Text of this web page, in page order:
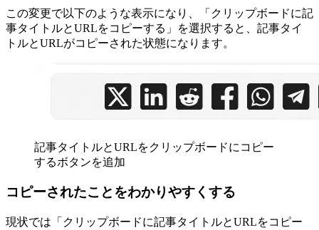
この変更で以下のような表示になり、「クリップボードに記
事タイトルとURLをコピーする」を選択すると、記事タイ
トルとURLがコピーされた状態になります。
記事タイトルとURLをクリップボードにコピー
するボタンを追加
コピーされたことをわかりやすくする
現状では「クリップボードに記事タイトルとURLをコピー